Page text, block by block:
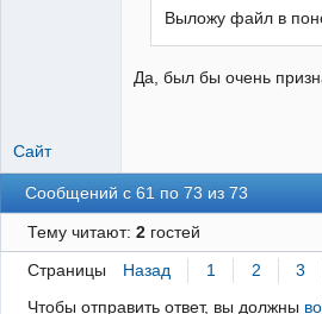
Выложу файл в
Да, был бы очень
Сайт
Сообщений с 61 по 73 из 73
Тему читают: 2гостей
Страницы Назад 1 2 3
Чтобы отправить ответ, вы должны